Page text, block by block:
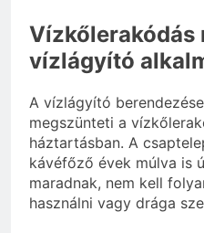
Vízkőlerakódás
vízlágyító
A vízlágyító
megszünteti a
háztartásban. A
kávéfőző évek múlva is
maradnak, nem kell
használni vagy drága